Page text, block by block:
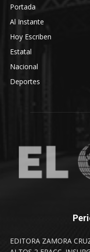
Portada
Al Instante
Hoy Escriben
Estatal
Nacional
Deportes
EDITORA ZAMORA